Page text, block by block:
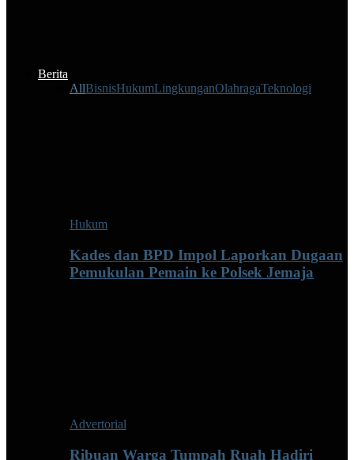
Berita
AllBisnisHukumLingkunganOlahragaTeknologi
Hukum
Kades dan BPD Impol Laporkan Dugaan
Pemukulan Pemain ke Polsek Jemaja
Advertorial
Ribuan Warga Tumpah Ruah Hadiri